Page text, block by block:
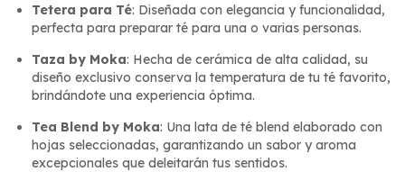
Tetera para Té: Diseñada con elegancia y funcionalidad,
perfecta para preparar té para una o varias personas.
Taza by Moka: Hecha de cerámica de alta calidad, su
diseño exclusivo conserva la temperatura de tu té favorito,
brindándote una experiencia óptima.
Tea Blend by Moka: Una lata de té blend elaborado con
hojas seleccionadas, garantizando un sabor y aroma
excepcionales que deleitarán tus sentidos.